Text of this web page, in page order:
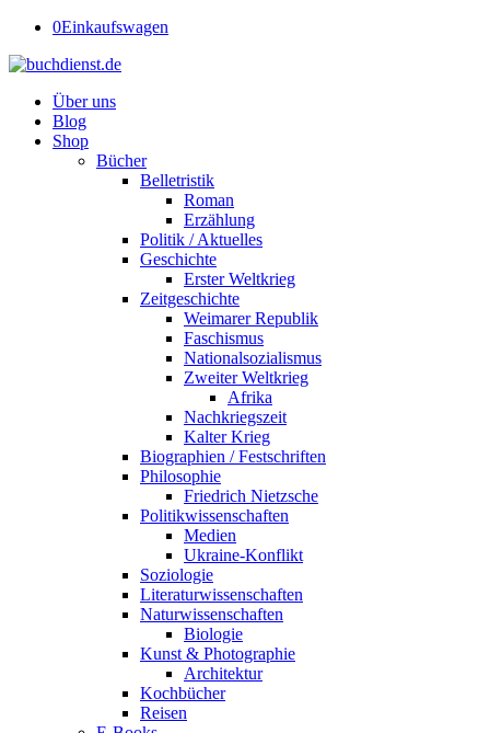
0Einkaufswagen
Über uns
Blog
Shop
Bücher
Belletristik
Roman
Erzählung
Politik / Aktuelles
Geschichte
Erster Weltkrieg
Zeitgeschichte
Weimarer Republik
Faschismus
Nationalsozialismus
Zweiter Weltkrieg
Afrika
Nachkriegszeit
Kalter Krieg
Biographien / Festschriften
Philosophie
Friedrich Nietzsche
Politikwissenschaften
Medien
Ukraine-Konflikt
Soziologie
Literaturwissenschaften
Naturwissenschaften
Biologie
Kunst & Photographie
Architektur
Kochbücher
Reisen